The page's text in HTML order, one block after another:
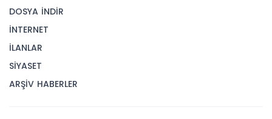
DOSYA İNDİR
İNTERNET
İLANLAR
SİYASET
ARŞİV HABERLER